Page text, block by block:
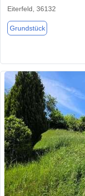
Eiterfeld, 36132
Grundstück